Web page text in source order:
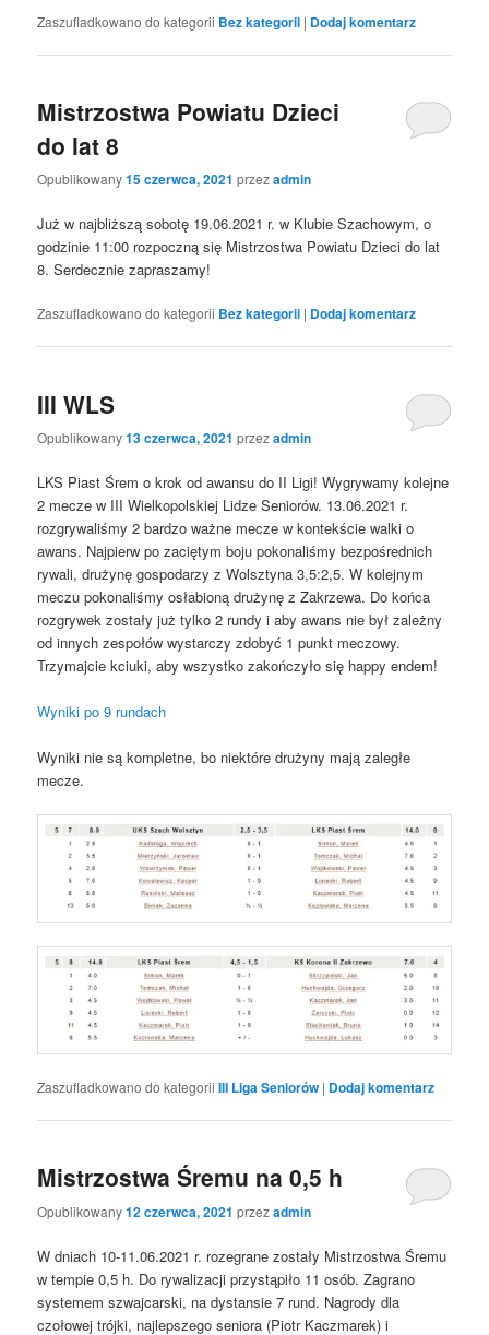
Zaszufladkowano do kategorii Bez kategorii | Dodaj komentarz
Mistrzostwa Powiatu Dzieci
do lat 8
Opublikowany15 czerwca, 2021 przezadmin
Już w najbliższą sobotę 19.06.2021 r. w Klubie Szachowym, o
godzinie 11:00 rozpoczną się Mistrzostwa Powiatu Dzieci do lat
8. Serdecznie zapraszamy!
Zaszufladkowano do kategorii Bez kategorii | Dodaj komentarz
III WLS
Opublikowany13 czerwca, 2021 przezadmin
LKS Piast Śrem o krok od awansu do II Ligi! Wygrywamy kolejne
2 mecze w III Wielkopolskiej Lidze Seniorów. 13.06.2021 r.
rozgrywaliśmy 2 bardzo ważne mecze w kontekście walki o
awans. Najpierw po zaciętym boju pokonaliśmy bezpośrednich
rywali, drużynę gospodarzy z Wolsztyna 3,5:2,5. W kolejnym
meczu pokonaliśmy osłabioną drużynę z Zakrzewa. Do końca
rozgrywek zostały już tylko 2 rundy i aby awans nie był zależny
od innych zespołów wystarczy zdobyć 1 punkt meczowy.
Trzymajcie kciuki, aby wszystko zakończyło się happy endem!
Wyniki po 9 rundach
Wyniki nie są kompletne, bo niektóre drużyny mają zaległe
mecze.
Zaszufladkowano do kategorii III Liga Seniorów | Dodaj komentarz
Mistrzostwa Śremu na 0,5 h
Opublikowany12 czerwca, 2021 przezadmin
W dniach 10-11.06.2021 r. rozegrane zostały Mistrzostwa Śremu
w tempie 0,5 h. Do rywalizacji przystąpiło 11 osób. Zagrano
systemem szwajcarski, na dystansie 7 rund. Nagrody dla
czołowej trójki, najlepszego seniora (Piotr Kaczmarek) i